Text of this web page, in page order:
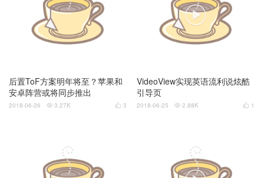
后置ToF方案明年将至？苹果和
安卓阵营或将同步推出
 3
2018-06-26  3.27K

VideoView实现英语流利说炫酷
引导页
 1
2018-06-25  2.88K